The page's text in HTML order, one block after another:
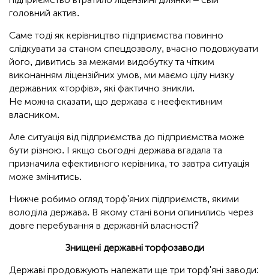
головний актив.
Саме тоді як керівництво підприємства повинно
слідкувати за станом спецдозволу, вчасно подовжувати
його, дивитись за межами видобутку та чітким
виконанням ліцензійних умов, ми маємо цілу низку
державних «торфів», які фактично зникли.
Не можна сказати, що держава є неефективним
власником.
Але ситуація від підприємства до підприємства може
бути різною. І якщо сьогодні держава вгадала та
призначила ефективного керівника, то завтра ситуація
може змінитись.
Нижче робимо огляд торф'яних підприємств, якими
володіла держава. В якому стані вони опинились через
довге перебування в державній власності?
Знищені державні торфозаводи
Державі продовжують належати ще три торф'яні заводи: